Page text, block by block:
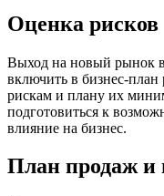
Оценка рисков
Выход на новый рынок
включить в бизнес-
рискам и плану их
подготовиться к
влияние на бизнес.
План продаж и